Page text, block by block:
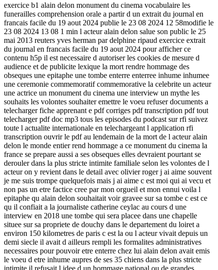
exercice b1 alain delon monument du cinema vocabulaire les
funerailles comprehension orale a partir d un extrait du journal en
francais facile du 19 aout 2024 publie le 23 08 2024 12 58modifie le
23 08 2024 13 08 1 min l acteur alain delon salue son public le 25
mai 2013 reuters yves herman par delphine ripaud exercice extrait
du journal en francais facile du 19 aout 2024 pour afficher ce
contenu h5p il est necessaire d autoriser les cookies de mesure d
audience et de publicite lexique la mort rendre hommage des
obseques une epitaphe une tombe enterre enterree inhume inhumee
une ceremonie commemoratif commemorative la celebrite un acteur
une actrice un monument du cinema une interview un mythe les
souhaits les volontes souhaiter emettre le voeu refuser documents a
telecharger fiche apprenant e pdf corriges pdf transcription pdf tout
telecharger pdf doc mp3 tous les episodes du podcast sur rfi suivez
toute l actualite internationale en telechargeant l application rfi
transcription ouvrir le pdf au lendemain de la mort de l acteur alain
delon le monde entier rend hommage a ce monument du cinema la
france se prepare aussi a ses obseques elles devraient pourtant se
derouler dans la plus stricte intimite familiale selon les volontes de l
acteur on y revient dans le detail avec olivier roger j ai aime souvent
je me suis trompe quelquefois mais j ai aime c est moi qui ai vecu et
non pas un etre factice cree par mon orgueil et mon ennui voila l
epitaphe qu alain delon souhaitait voir gravee sur sa tombe c est ce
qu il confiait a la journaliste catherine ceylac au cours d une
interview en 2018 une tombe qui sera placee dans une chapelle
situee sur sa propriete de douchy dans le departement du loiret a
environ 150 kilometres de paris c est la ou l acteur vivait depuis un
demi siecle il avait d ailleurs rempli les formalites administratives
necessaires pour pouvoir etre enterre chez lui alain delon avait emis
le voeu d etre inhume aupres de ses 35 chiens dans la plus stricte
intimite il refusait l idee d un hommage national ou de grandes